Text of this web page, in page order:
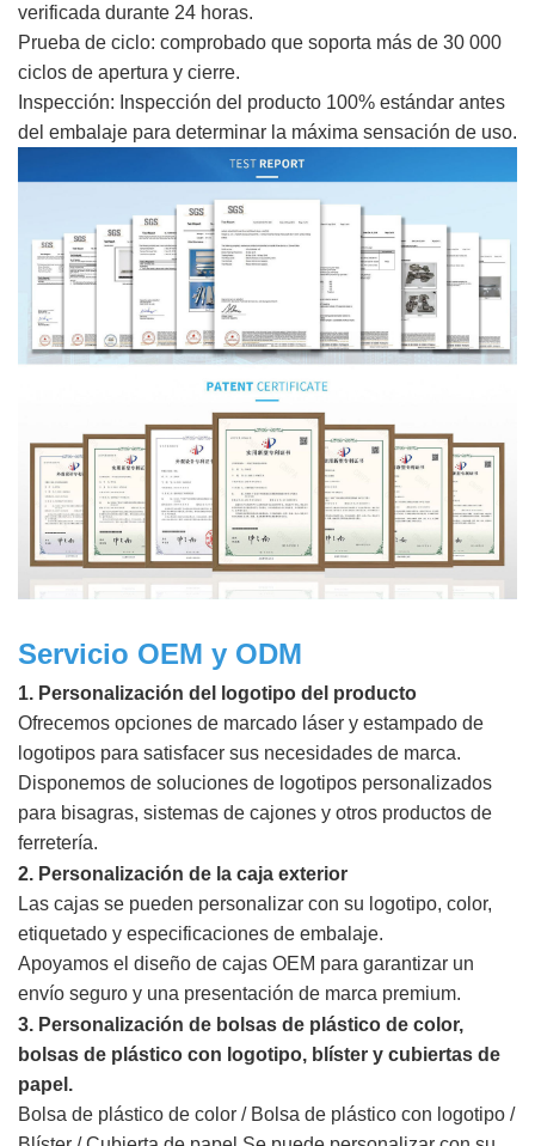
verificada durante 24 horas.
Prueba de ciclo: comprobado que soporta más de 30 000
ciclos de apertura y cierre.
Inspección: Inspección del producto 100% estándar antes
del embalaje para determinar la máxima sensación de uso.
Servicio OEM y ODM
1. Personalización del logotipo del producto
Ofrecemos opciones de marcado láser y estampado de
logotipos para satisfacer sus necesidades de marca.
Disponemos de soluciones de logotipos personalizados
para bisagras, sistemas de cajones y otros productos de
ferretería.
2. Personalización de la caja exterior
Las cajas se pueden personalizar con su logotipo, color,
etiquetado y especificaciones de embalaje.
Apoyamos el diseño de cajas OEM para garantizar un
envío seguro y una presentación de marca premium.
3. Personalización de bolsas de plástico de color,
bolsas de plástico con logotipo, blíster y cubiertas de
papel.
Bolsa de plástico de color / Bolsa de plástico con logotipo /